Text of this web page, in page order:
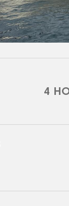
4